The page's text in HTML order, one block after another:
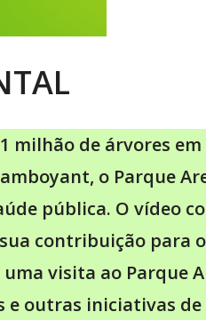
milhão de árvores em
o Parque
pública. O vídeo
contribuição para
visita ao Parque
e outras iniciativas de